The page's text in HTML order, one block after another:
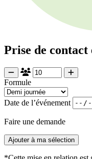
Prise de
Formule
Date de l’événement
Faire une demande
Ajouter à ma sélection